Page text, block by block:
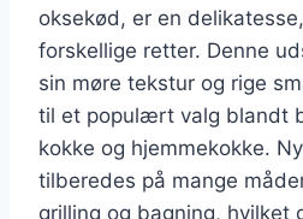
oksekød, er en
forskellige retter. Denne
sin møre tekstur og rige
til et populært valg blandt
kokke og hjemmekokke.
tilberedes på mange
grilling og bagning, hvilket